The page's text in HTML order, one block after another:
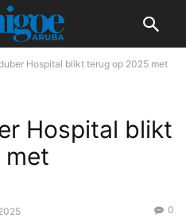
Hospital blikt terug op 2025 met
Hospital blikt
met
0